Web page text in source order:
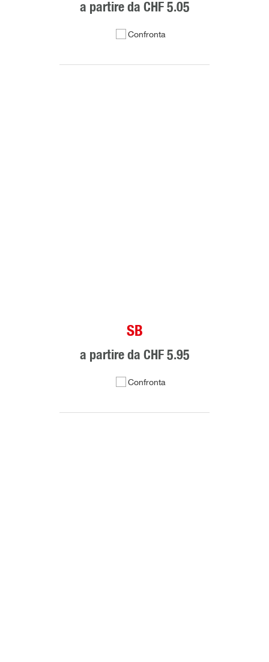
a partire da CHF 5.05
Confronta
SB
a partire da CHF 5.95
Confronta